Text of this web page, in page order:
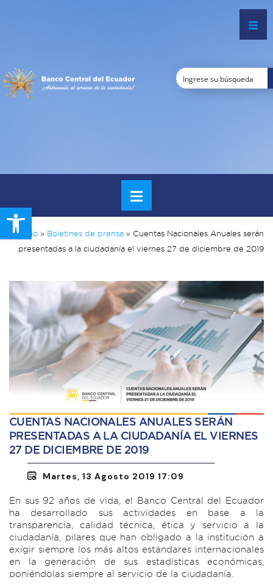
Open toolbar
Inicio » Boletines de prensa » Cuentas Nacionales Anuales serán
presentadas a la ciudadanía el viernes 27 de diciembre de 2019
CUENTAS NACIONALES ANUALES SERÁN
PRESENTADAS A LA CIUDADANÍA EL VIERNES
27 DE DICIEMBRE DE 2019
Martes, 13 Agosto 2019 17:09
En sus 92 años de vida, el Banco Central del Ecuador
ha desarrollado sus actividades en base a la
transparencia, calidad técnica, ética y servicio a la
ciudadanía, pilares que han obligado a la institución a
exigir siempre los más altos estándares internacionales
en la generación de sus estadísticas económicas,
poniéndolas siempre al servicio de la ciudadanía.